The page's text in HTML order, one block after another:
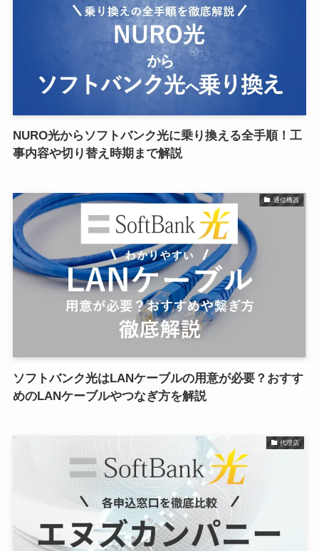
NURO光からソフトバンク光に乗り換える全手順！工
事内容や切り替え時期まで解説
通信機器
ソフトバンク光はLANケーブルの用意が必要？おすす
めのLANケーブルやつなぎ方を解説
代理店